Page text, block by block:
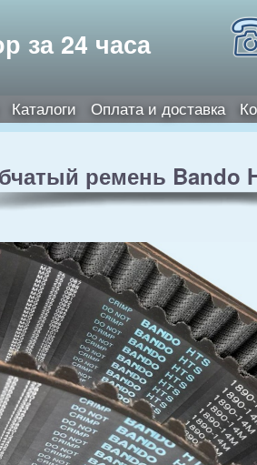
содержанию
за 24 часа
Каталоги Оплата и доставка
ремень Bando